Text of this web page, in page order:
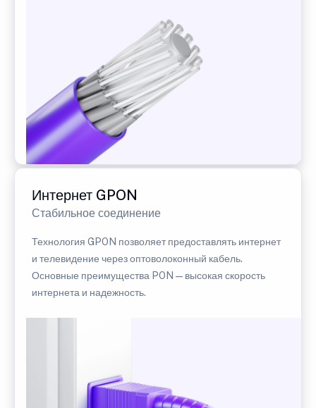
Интернет GPON
Стабильное соединение
Технология GPON позволяет предоставлять интернет
и телевидение через оптоволоконный кабель.
Основные преимущества PON — высокая скорость
интернета и надежность.